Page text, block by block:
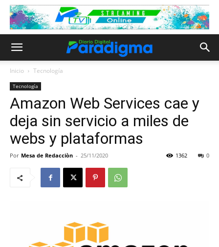
Inicio Tecnología
Tecnología
Amazon Web Services cae y
deja sin servicio a miles de
webs y plataformas
Por Mesa de Redacciòn - 25/11/2020 0
1362